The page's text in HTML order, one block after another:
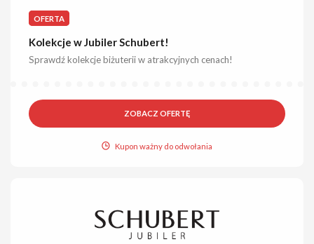
OFERTA
Kolekcje w Jubiler Schubert!
Sprawdź kolekcje biżuterii w atrakcyjnych cenach!
ZOBACZ OFERTĘ
Kupon ważny do odwołania